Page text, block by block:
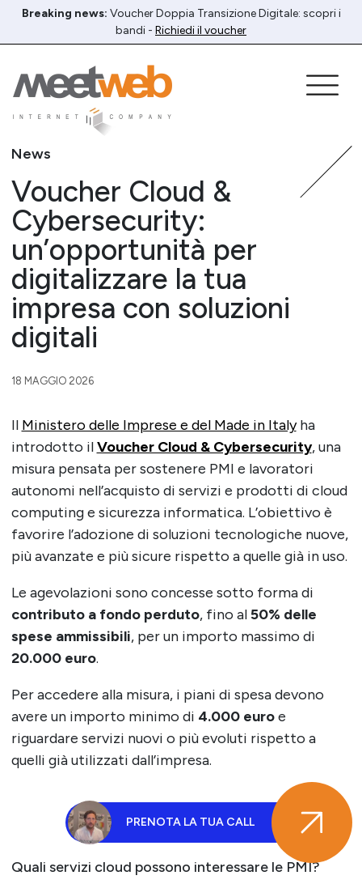
Breaking news: Voucher Doppia Transizione Digitale: scopri i
bandi - Richiedi il voucher
News
Voucher Cloud &
Cybersecurity:
un’opportunità per
digitalizzare la tua
impresa con soluzioni
digitali
18 MAGGIO 2026
Il Ministero delle Imprese e del Made in Italyha
introdotto ilVoucher Cloud & Cybersecurity, una
misura pensata per sostenere PMI e lavoratori
autonomi nell’acquisto di servizi e prodotti di cloud
computing e sicurezza informatica. L’obiettivo è
favorire l’adozione di soluzioni tecnologiche nuove,
più avanzate e più sicure rispetto a quelle già in uso.
Le agevolazioni sono concesse sotto forma di
contributo a fondo perduto, fino al50% delle
spese ammissibili, per un importo massimo di
20.000 euro.
Per accedere alla misura, i piani di spesa devono
avere un importo minimo di 4.000 euroe
riguardare servizi nuovi o più evoluti rispetto a
quelli già utilizzati dall’impresa.
PRENOTA LA TUA CALL
Quali servizi cloud possono interessare le PMI?